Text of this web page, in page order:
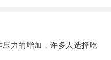
力的增加，许多人选择吃